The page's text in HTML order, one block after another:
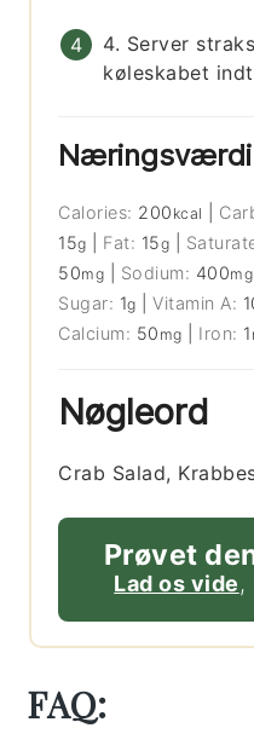
4. Server
køleskabet
Næringsværdi
Calories: 200 kcal
15g Fat: 15g
50mg Sodium: 400mg
Sugar: 1g |Vitamin A:
Calcium: 50 mg Iron: 1
Nøgleord
Crab Salad,
Prøvet
Lad os vide,
FAQ: